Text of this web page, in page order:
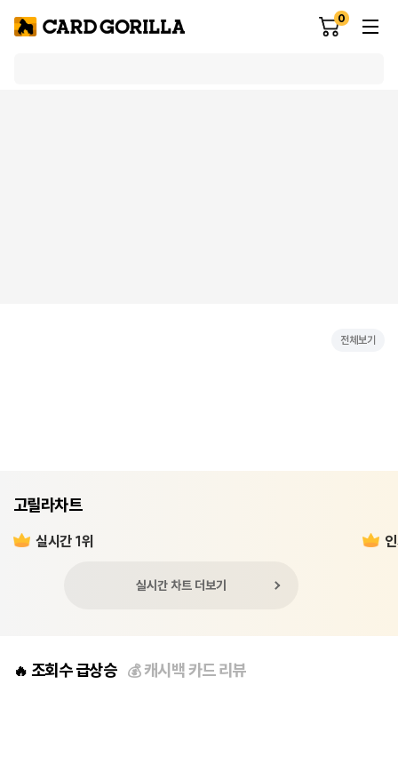
0
전체보기
고릴라차트
실시간 1위
실시간 차트 더보기
🔥 조회수 급상승 💰캐시백 카드 리뷰